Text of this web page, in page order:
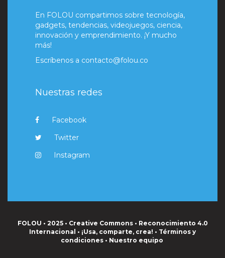
En FOLOU compartimos sobre tecnología,
gadgets, tendencias, videojuegos, ciencia,
innovación y emprendimiento. ¡Y mucho
más!
Escríbenos a contacto@folou.co
Nuestras redes
Facebook
Twitter
Instagram
FOLOU • 2025 • Creative Commons • Reconocimiento 4.0
Internacional • ¡Usa, comparte, crea! • Términos y
condiciones• Nuestro equipo